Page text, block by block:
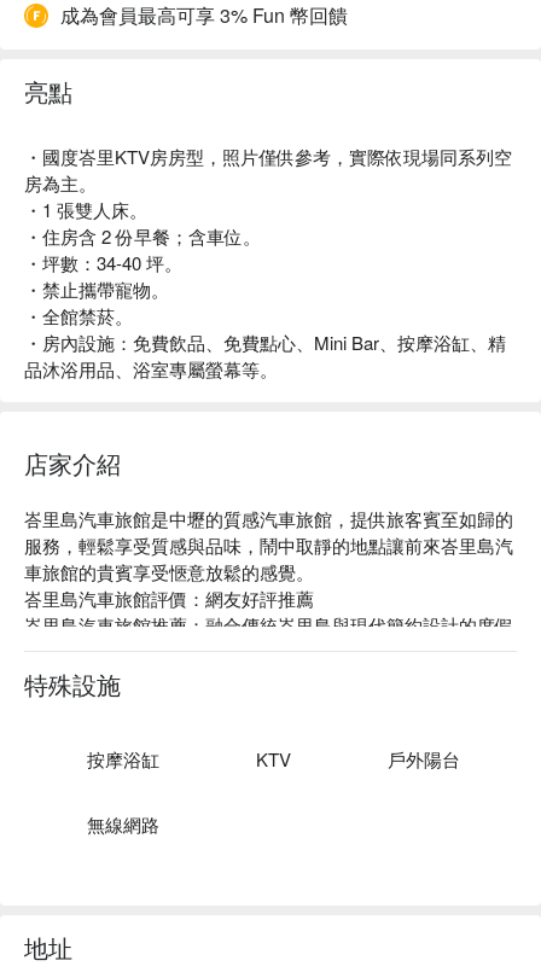
成為會員最高可享 3% Fun 幣回饋
亮點
・國度峇里KTV房房型，照片僅供參考，實際依現場同系列空
房為主。
・1 張雙人床。
・住房含 2 份早餐；含車位。
・坪數：34-40 坪。
・禁止攜帶寵物。
・全館禁菸。
・房內設施：免費飲品、免費點心、Mini Bar、按摩浴缸、精
品沐浴用品、浴室專屬螢幕等。
店家介紹
峇里島汽車旅館是中壢的質感汽車旅館，提供旅客賓至如歸的
服務，輕鬆享受質感與品味，鬧中取靜的地點讓前來峇里島汽
車旅館的貴賓享受愜意放鬆的感覺。
峇里島汽車旅館評價：網友好評推薦
峇里島汽車旅館推薦：融合傳統峇里島與現代簡約設計的度假
風格，充分運用各種建材、石板、階梯、木飾品，處處可見天
然素材點綴其中，空靈的氛圍有別於一般汽車旅館。
峇里島汽車旅館優惠、峇里島汽車旅館住宿方案、峇里島汽車
特殊設施
按摩浴缸 KTV 戶外陽台
無線網路
地址